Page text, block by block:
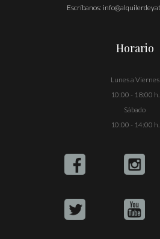
Escríbanos:
Horario
Lunes a Viernes
10:00 - 18:00 h.
Sábado
10:00 - 14:00 h.